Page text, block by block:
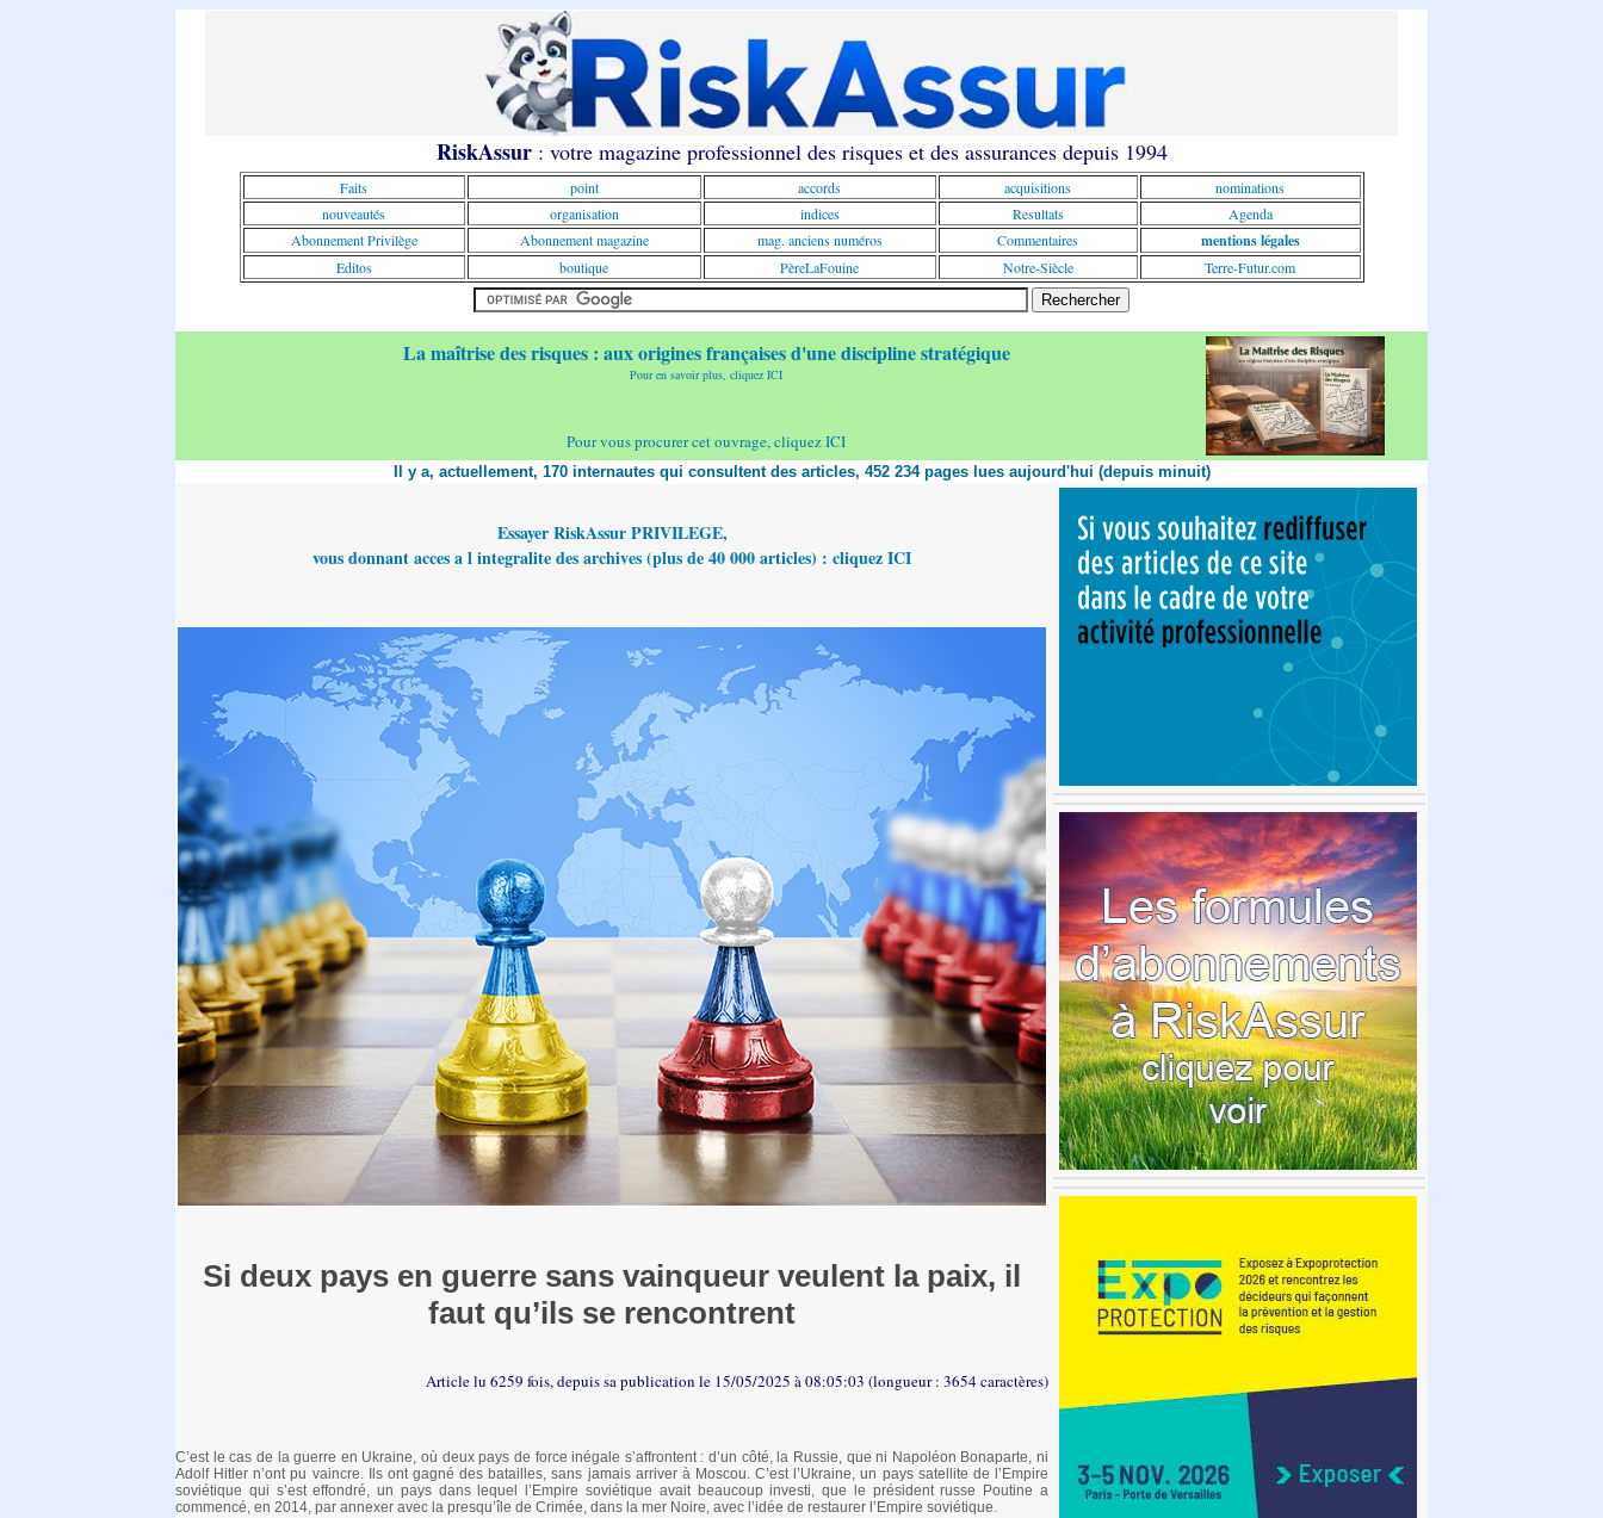
RiskAssur: votre magazine professionnel des risques et des assurances depuis 1994
Faits point accords acquisitions
nominations
nouveautés
organisation indices Resultats
Agenda
Abonnement Privilège
Abonnement magazine mag. anciens numéros Commentaires mentions légales
Editos boutique PèreLaFouine Notre-Siècle Terre-Futur.com
La maîtrise des risques : aux origines françaises d'une discipline stratégique
Pour en savoir plus, cliquez ICI
Pour vous procurer cet ouvrage, cliquez ICI
Il y a, actuellement, 170 internautes qui consultent des articles, 452 234 pages lues aujourd'hui (depuis minuit)
Essayer RiskAssur PRIVILEGE,
vous donnant acces a l integralite des archives (plus de 40 000 articles) : cliquez ICI
Si deux pays en guerre sans vainqueur veulent la paix, il
faut qu’ils se rencontrent
Article lu 6259 fois, depuis sa publication le 15/05/2025 à 08:05:03 (longueur : 3654 caractères)
C’est le cas de la guerre en Ukraine, où deux pays de force inégale s’affrontent : d’un côté, la Russie, que ni Napoléon Bonaparte, ni
Adolf Hitler n’ont pu vaincre. Ils ont gagné des batailles, sans jamais arriver à Moscou. C’est l’Ukraine, un pays satellite de l’Empire
soviétique qui s’est effondré, un pays dans lequel l’Empire soviétique avait beaucoup investi, que le président russe Poutine a
commencé, en 2014, par annexer avec la presqu’île de Crimée, dans la mer Noire, avec l’idée de restaurer l’Empire soviétique.